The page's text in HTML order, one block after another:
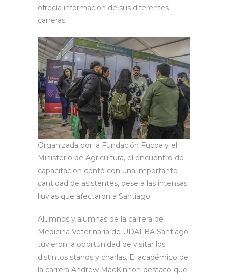
ofrecía información de sus diferentes
carreras.
Organizada por la Fundación Fucoa y el
Ministerio de Agricultura, el encuentro de
capacitación contó con una importante
cantidad de asistentes, pese a las intensas
lluvias que afectaron a Santiago.
Alumnos y alumnas de la carrera de
Medicina Veterinaria de UDALBA Santiago
tuvieron la oportunidad de visitar los
distintos stands y charlas. El académico de
la carrera Andrew MacKinnon destacó que